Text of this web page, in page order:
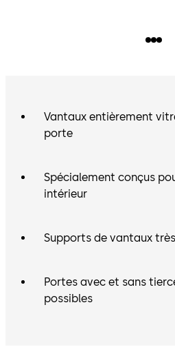
Vantaux entièrement
porte
Spécialement conçus
intérieur
Supports de vantaux
Portes avec et sans
possibles